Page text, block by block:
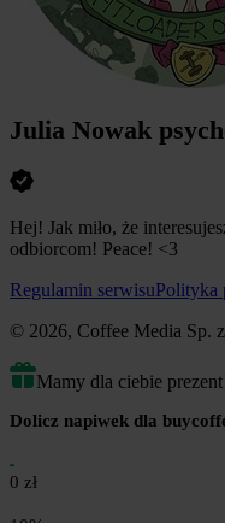
Julia Nowak
Hej! Jak miło, że
odbiorcom! Peace! <3
Regulamin serwisuPolityka
© 2026, Coffee Media Sp.
Mamy dla ciebie
Dolicz napiwek dla
0 zł